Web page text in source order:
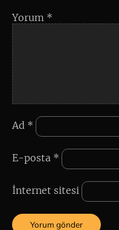
Yorum *
Ad *
E-posta *
İnternet sitesi